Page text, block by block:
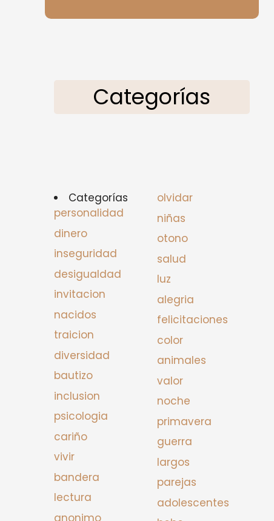
Categorías
Categorías
personalidad
dinero
inseguridad
desigualdad
invitacion
nacidos
traicion
diversidad
bautizo
inclusion
psicologia
cariño
vivir
bandera
lectura
anonimo
olvidar
niñas
otono
salud
luz
alegria
felicitaciones
color
animales
valor
noche
primavera
guerra
largos
parejas
adolescentes